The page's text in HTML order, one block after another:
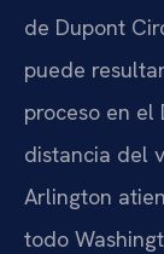
de Dupont
puede
proceso en el
distancia del
Arlington
todo